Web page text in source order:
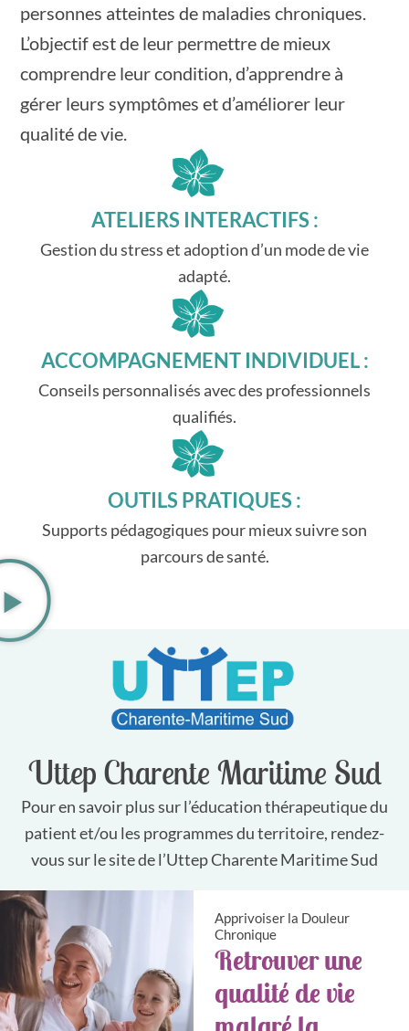
personnes atteintes de maladies chroniques.
L’objectif est de leur permettre de mieux
comprendre leur condition, d’apprendre à
gérer leurs symptômes et d’améliorer leur
qualité de vie.
ATELIERS INTERACTIFS :
Gestion du stress et adoption d’un mode de vie
adapté.
ACCOMPAGNEMENT INDIVIDUEL :
Conseils personnalisés avec des professionnels
qualifiés.
OUTILS PRATIQUES :
Supports pédagogiques pour mieux suivre son
parcours de santé.
Uttep Charente Maritime Sud
Pour en savoir plus sur l’éducation thérapeutique du
patient et/ou les programmes du territoire, rendez-
vous sur le site de l’Uttep Charente Maritime Sud
Apprivoiser la Douleur
Chronique
Retrouver une
qualité de vie